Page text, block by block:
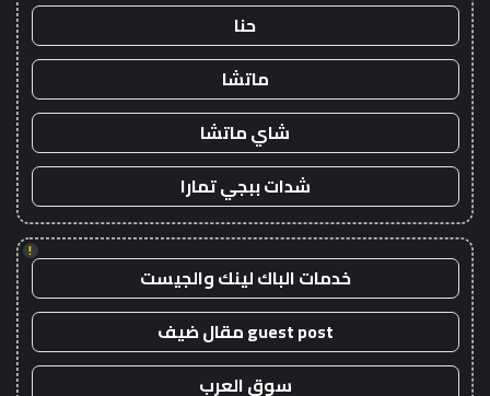
حنا
ماتشا
شاي ماتشا
شدات ببجي تمارا
!
خدمات الباك لينك والجيست
guest post مقال ضيف
سوق العرب